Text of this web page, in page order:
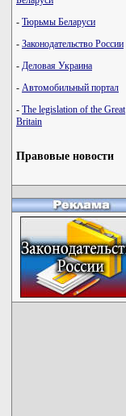
- Тюрьмы Беларуси
- Законодательство России
- Деловая Украина
- Автомобильный портал
- The legislation of the Great
Britain
Правовые новости